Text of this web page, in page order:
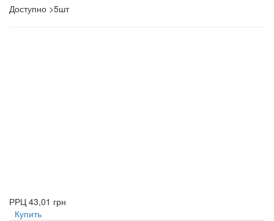
Доступно >5шт
РРЦ 43,01 грн
Купить